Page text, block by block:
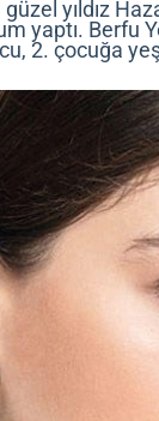
yıldız
yaptı. Berfu
2. çocuğa yeşil